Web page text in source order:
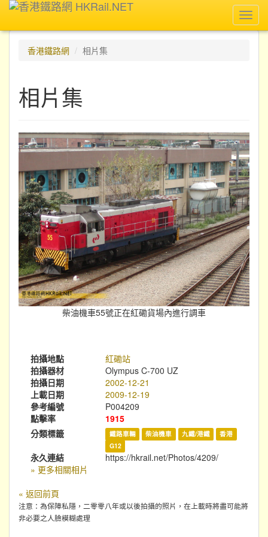
香港鐵路網
相片集
相片集
柴油機車55號正在紅磡貨場內進行調車
拍攝地點
紅磡站
拍攝器材
Olympus C-700 UZ
拍攝日期
2002-12-21
上載日期
2009-12-19
參考編號
P004209
點擊率
1915
分類標籤
鐵路車輛 柴油機車 九鐵/港鐵
香港
G12
永久連結
https://hkrail.net/Photos/4209/
» 更多相關相片
« 返回前頁
注意：為保障私隱，二零零八年或以後拍攝的照片，在上載時將盡可能將
非必要之人臉模糊處理